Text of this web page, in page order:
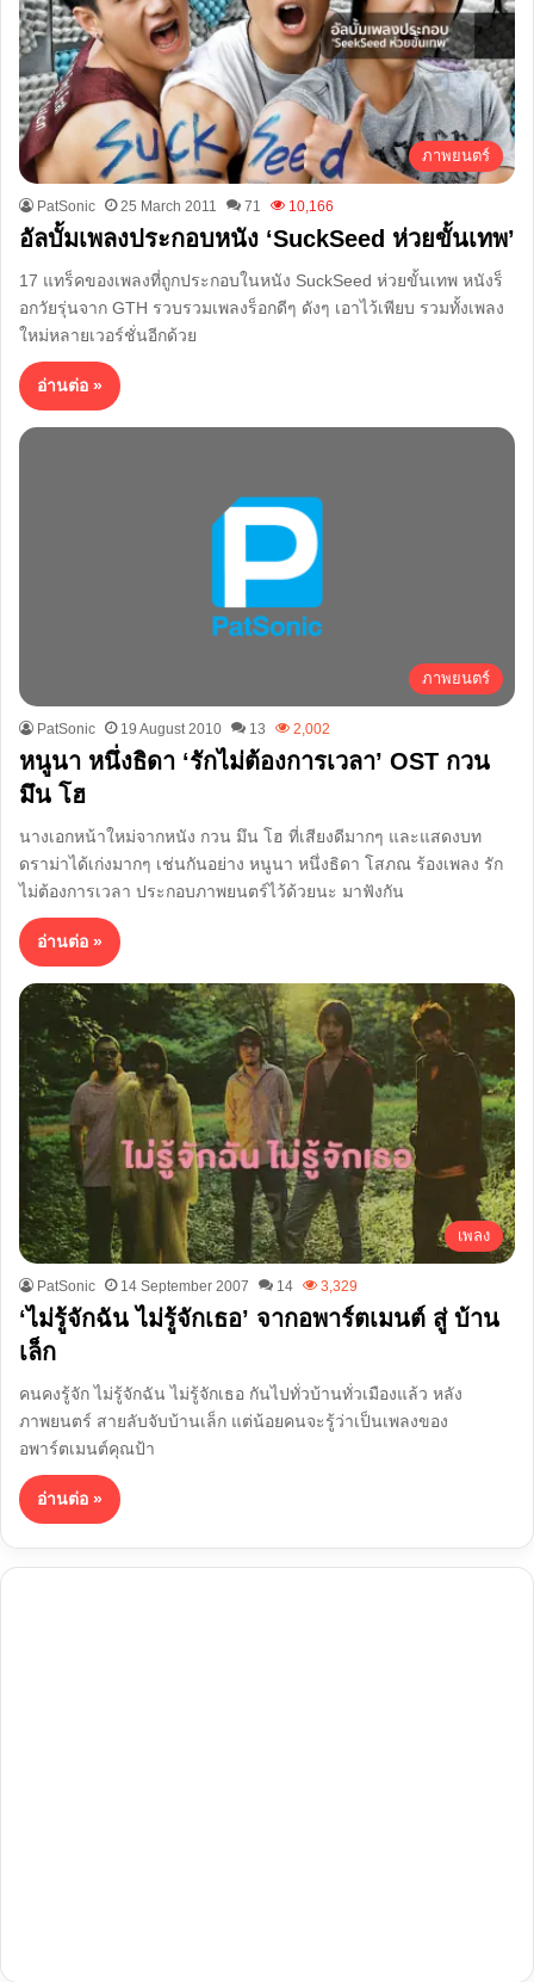
ภาพยนตร์
PatSonic 25 March 2011 71 10,166
อัลบั้มเพลงประกอบหนัง ‘SuckSeed ห่วยขั้นเทพ’
17 แทร็คของเพลงที่ถูกประกอบในหนัง SuckSeed ห่วยขั้นเทพ หนังร็
อกวัยรุ่นจาก GTH รวบรวมเพลงร็อกดีๆ ดังๆ เอาไว้เพียบ รวมทั้งเพลง
ใหม่หลายเวอร์ชั่นอีกด้วย
อ่านต่อ »
ภาพยนตร์
PatSonic 19 August 2010 13 2,002
หนูนา หนึ่งธิดา ‘รักไม่ต้องการเวลา’ OST กวน
มึน โฮ
นางเอกหน้าใหม่จากหนัง กวน มึน โฮ ที่เสียงดีมากๆ และแสดงบท
ดราม่าได้เก่งมากๆ เช่นกันอย่าง หนูนา หนึ่งธิดา โสภณ ร้องเพลง รัก
ไม่ต้องการเวลา ประกอบภาพยนตร์ไว้ด้วยนะ มาฟังกัน
อ่านต่อ »
เพลง
PatSonic 14 September 2007 14 3,329
‘ไม่รู้จักฉัน ไม่รู้จักเธอ’ จากอพาร์ตเมนต์ สู่ บ้าน
เล็ก
คนคงรู้จัก ไม่รู้จักฉัน ไม่รู้จักเธอ กันไปทั่วบ้านทั่วเมืองแล้ว หลัง
ภาพยนตร์ สายลับจับบ้านเล็ก แต่น้อยคนจะรู้ว่าเป็นเพลงของ
อพาร์ตเมนต์คุณป้า
อ่านต่อ »